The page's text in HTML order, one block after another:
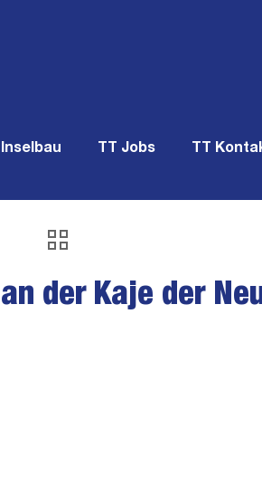
Inselbau TT Jobs TT
der Kaje der